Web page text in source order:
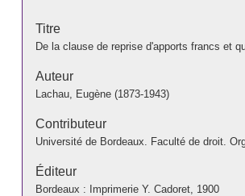
Titre
De la clause de reprise d'apports francs et
Auteur
Lachau, Eugène (1873-1943)
Contributeur
Université de Bordeaux. Faculté de droit.
Éditeur
Bordeaux : Imprimerie Y. Cadoret, 1900